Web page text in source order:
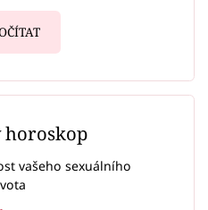
vašeho sexuálního